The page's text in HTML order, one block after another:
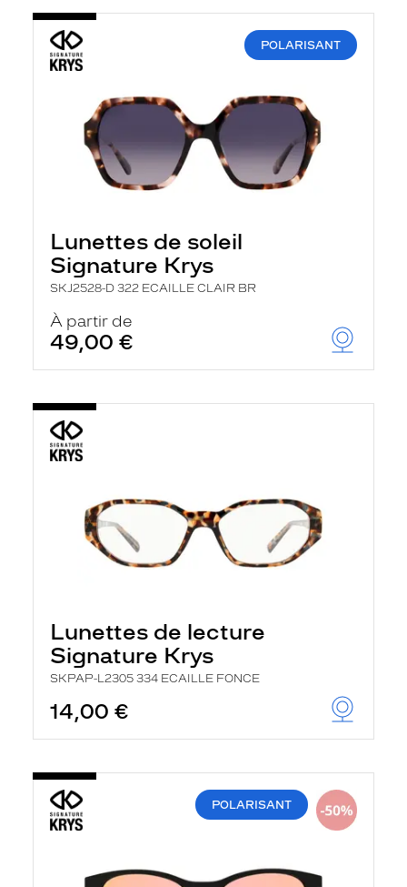
POLARISANT
Lunettes de soleil
Signature Krys
SKJ2528-D 322 ECAILLE CLAIR BR
À partir de
49,00 €
Lunettes de lecture
Signature Krys
SKPAP-L2305 334 ECAILLE FONCE
14,00 €
POLARISANT